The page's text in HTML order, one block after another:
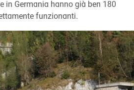
in Germania hanno già ben 180
funzionanti.